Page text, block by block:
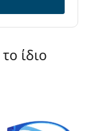
οράσεωςγια
επιλογές
ίδιο